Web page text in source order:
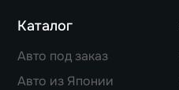
Каталог
Авто под заказ
Авто из Японии